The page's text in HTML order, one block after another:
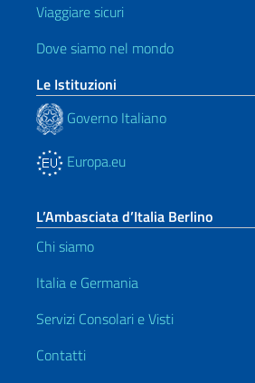
Viaggiare sicuri
Dove siamo nel mondo
Le Istituzioni
Governo Italiano
Europa.eu
L’Ambasciata d’Italia Berlino
Chi siamo
Italia e Germania
Servizi Consolari e Visti
Contatti